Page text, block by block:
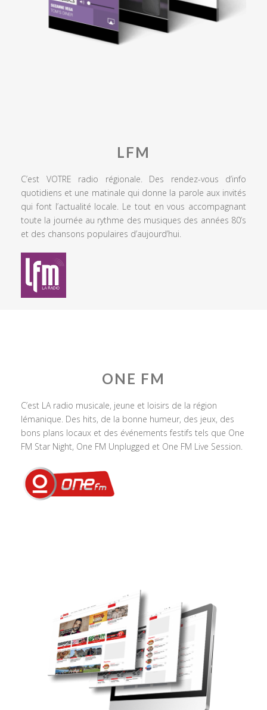
LFM
C’est VOTRE radio régionale. Des rendez-vous d’info
quotidiens et une matinale qui donne la parole aux invités
qui font l’actualité locale. Le tout en vous accompagnant
toute la journée au rythme des musiques des années 80’s
et des chansons populaires d’aujourd’hui.
ONE FM
C’est LA radio musicale, jeune et loisirs de la région
lémanique. Des hits, de la bonne humeur, des jeux, des
bons plans locaux et des événements festifs tels que One
FM Star Night, One FM Unplugged et One FM Live Session.